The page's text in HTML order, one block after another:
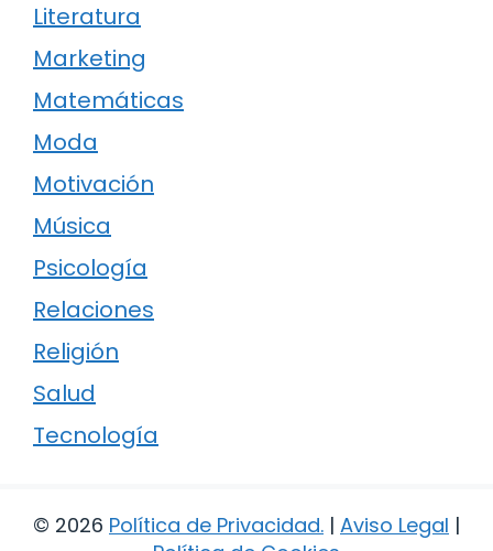
Literatura
Marketing
Matemáticas
Moda
Motivación
Música
Psicología
Relaciones
Religión
Salud
Tecnología
© 2026 Política de Privacidad. | Aviso Legal |